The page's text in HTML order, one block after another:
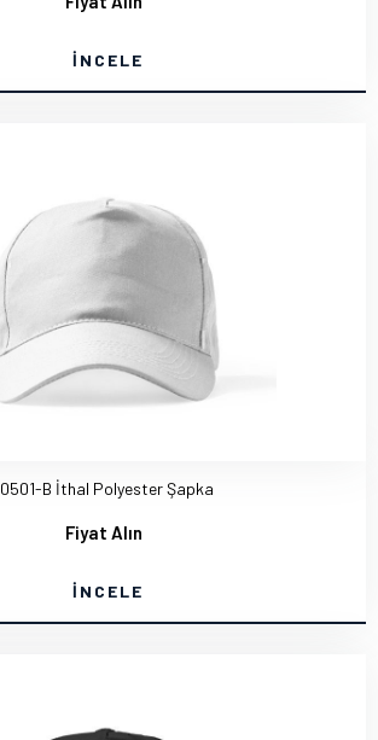
İNCELE
0501-B İthal Polyester Şapka
Fiyat Alın
İNCELE